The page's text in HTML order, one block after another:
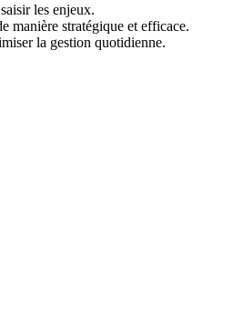
les enjeux.
manière stratégique et efficace.
la gestion quotidienne.